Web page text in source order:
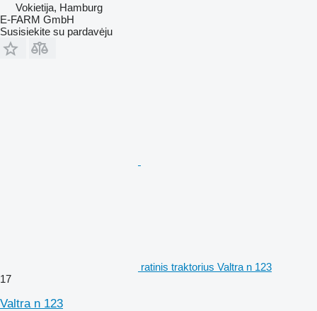
Vokietija, Hamburg
E-FARM GmbH
Susisiekite su pardavėju
ratinis traktorius Valtra n 123
17
Valtra n 123